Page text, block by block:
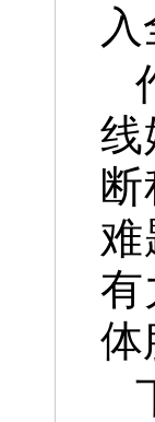
线
难
有
体